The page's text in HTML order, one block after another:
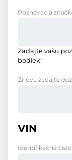
Poznávacia
Zadajte vašu
bodiek!
Znova zadajte
VIN
Identifikačné